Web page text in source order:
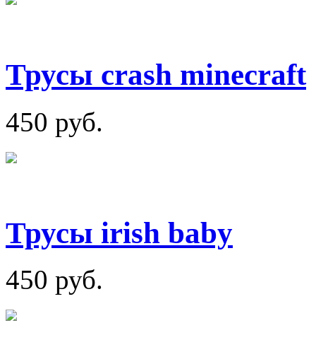
Трусы crash minecraft
450 руб.
Трусы irish baby
450 руб.